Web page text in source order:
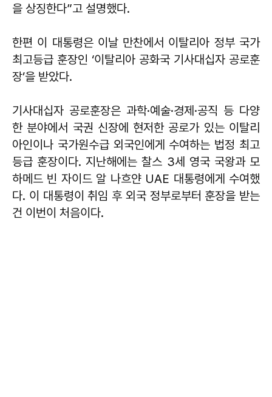
을 상징한다”고 설명했다.
한편 이 대통령은 이날 만찬에서 이탈리아 정부 국가
최고등급 훈장인 ‘이탈리아 공화국 기사대십자 공로훈
장’을 받았다.
기사대십자 공로훈장은 과학·예술·경제·공직 등 다양
한 분야에서 국권 신장에 현저한 공로가 있는 이탈리
아인이나 국가원수급 외국인에게 수여하는 법정 최고
등급 훈장이다. 지난해에는 찰스 3세 영국 국왕과 모
하메드 빈 자이드 알 나흐얀 UAE 대통령에게 수여했
다. 이 대통령이 취임 후 외국 정부로부터 훈장을 받는
건 이번이 처음이다.